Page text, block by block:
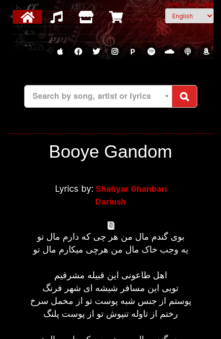
Select Language
P
Search by song, artist or lyrics
Booye Gandom
Lyrics by: Shahyar Ghanbari
Dariush
بوی گندم مال من هر چی که دارم مال تو
یه وجب خاک مال من هرچی میکارم مال تو
اهل طاعونی این قبیله مشرقیم
تویی این مسافر شیشه ای شهر فرنگ
پوستم از جنس شبه پوست تو از مخمل سرخ
رختم از تاوله تنپوش تو از پوست پلنگ